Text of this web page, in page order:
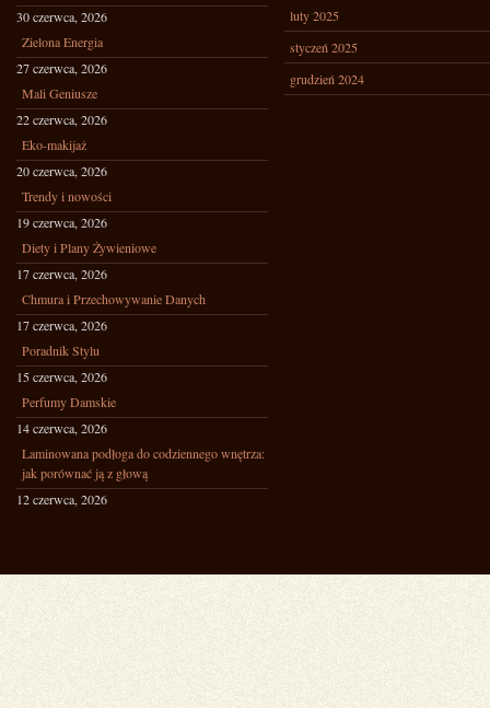
30 czerwca, 2026
Zielona Energia
27 czerwca, 2026
Mali Geniusze
22 czerwca, 2026
Eko-makijaż
20 czerwca, 2026
Trendy i nowości
19 czerwca, 2026
Diety i Plany Żywieniowe
17 czerwca, 2026
Chmura i Przechowywanie Danych
17 czerwca, 2026
Poradnik Stylu
15 czerwca, 2026
Perfumy Damskie
14 czerwca, 2026
Laminowana podłoga do codziennego wnętrza:
jak porównać ją z głową
12 czerwca, 2026
luty 2025
styczeń 2025
grudzień 2024